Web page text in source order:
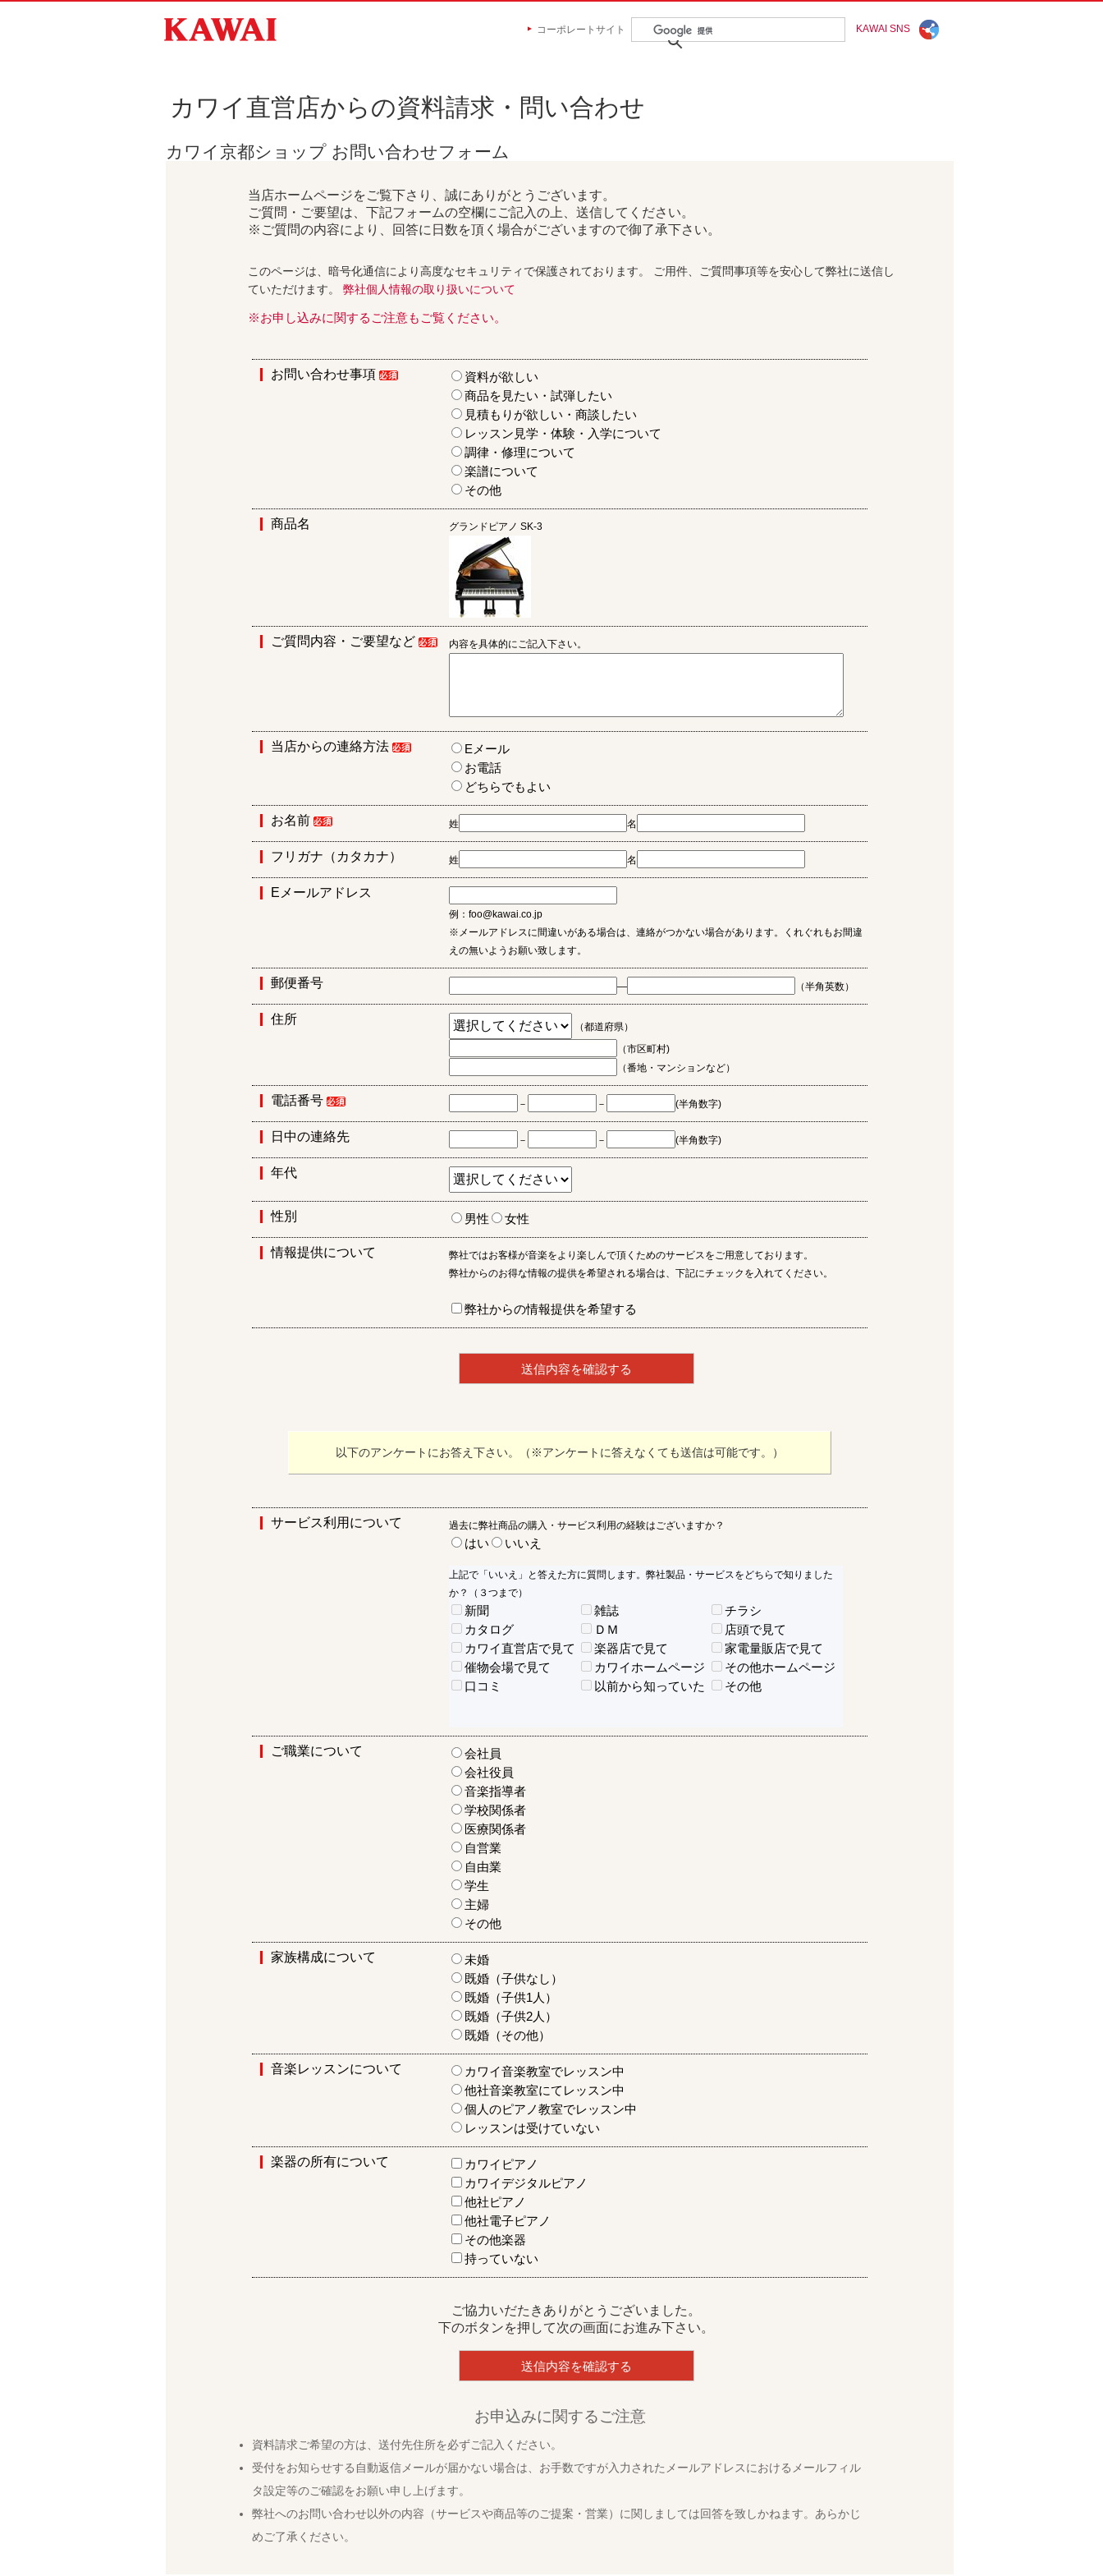
コーポレートサイト KAWAI SNS
カワイ直営店からの資料請求・問い合わせ
カワイ京都ショップ お問い合わせフォーム
当店ホームページをご覧下さり、誠にありがとうございます。
ご質問・ご要望は、下記フォームの空欄にご記入の上、送信してください。
※ご質問の内容により、回答に日数を頂く場合がございますので御了承下さい。
このページは、暗号化通信により高度なセキュリティで保護されております。 ご用件、ご質問事項等を安心して弊社に送信し
ていただけます。 弊社個人情報の取り扱いについて
※お申し込みに関するご注意もご覧ください。
お問い合わせ事項
資料が欲しい
商品を見たい・試弾したい
見積もりが欲しい・商談したい
レッスン見学・体験・入学について
調律・修理について
楽譜について
その他
商品名 グランドピアノ SK-3
ご質問内容・ご要望など 内容を具体的にご記入下さい。
当店からの連絡方法
Eメール
お電話
どちらでもよい
お名前 姓 名
フリガナ（カタカナ） 姓 名
Eメールアドレス
例：foo@kawai.co.jp
※メールアドレスに間違いがある場合は、連絡がつかない場合があります。くれぐれもお間違
えの無いようお願い致します。
郵便番号 ― （半角英数）
住所
（都道府県）
（市区町村)
（番地・マンションなど）
電話番号 － － (半角数字)
日中の連絡先 － － (半角数字)
年代
性別 男性 女性
情報提供について
弊社ではお客様が音楽をより楽しんで頂くためのサービスをご用意しております。
弊社からのお得な情報の提供を希望される場合は、下記にチェックを入れてください。
弊社からの情報提供を希望する
以下のアンケートにお答え下さい。（※アンケートに答えなくても送信は可能です。）
サービス利用について 過去に弊社商品の購入・サービス利用の経験はございますか？
はい いいえ
上記で「いいえ」と答えた方に質問します。弊社製品・サービスをどちらで知りました
か？（３つまで）
新聞 雑誌
チラシ
カタログ
ＤＭ
店頭で見て
カワイ直営店で見て
楽器店で見て
家電量販店で見て
催物会場で見て
カワイホームページ
その他ホームページ
口コミ
以前から知っていた その他
ご職業について
会社員
会社役員
音楽指導者
学校関係者
医療関係者
自営業
自由業
学生
主婦
その他
家族構成について
未婚
既婚（子供なし）
既婚（子供1人）
既婚（子供2人）
既婚（その他）
音楽レッスンについて
カワイ音楽教室でレッスン中
他社音楽教室にてレッスン中
個人のピアノ教室でレッスン中
レッスンは受けていない
楽器の所有について
カワイピアノ
カワイデジタルピアノ
他社ピアノ
他社電子ピアノ
その他楽器
持っていない
ご協力いだたきありがとうございました。
下のボタンを押して次の画面にお進み下さい。
お申込みに関するご注意
資料請求ご希望の方は、送付先住所を必ずご記入ください。
受付をお知らせする自動返信メールが届かない場合は、お手数ですが入力されたメールアドレスにおけるメールフィル
タ設定等のご確認をお願い申し上げます。
弊社へのお問い合わせ以外の内容（サービスや商品等のご提案・営業）に関しましては回答を致しかねます。あらかじ
めご了承ください。